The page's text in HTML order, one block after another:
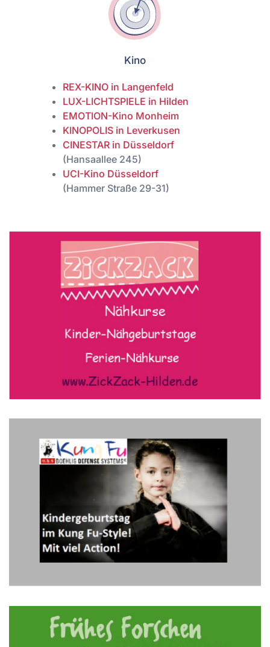
Kino
REX-KINO in Langenfeld
LUX-LICHTSPIELE in Hilden
EMOTION-Kino Monheim
KINOPOLIS in Leverkusen
CINESTAR in Düsseldorf
(Hansaallee 245)
UCI-Kino Düsseldorf
(Hammer Straße 29-31)